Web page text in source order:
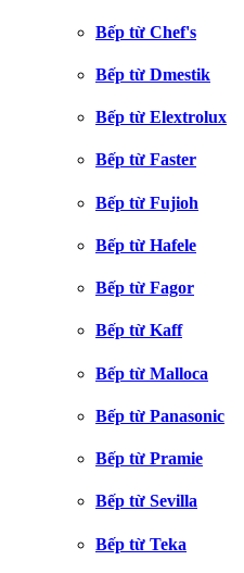
Bếp từ Chef's
Bếp từ Dmestik
Bếp từ Elextrolux
Bếp từ Faster
Bếp từ Fujioh
Bếp từ Hafele
Bếp từ Fagor
Bếp từ Kaff
Bếp từ Malloca
Bếp từ Panasonic
Bếp từ Pramie
Bếp từ Sevilla
Bếp từ Teka